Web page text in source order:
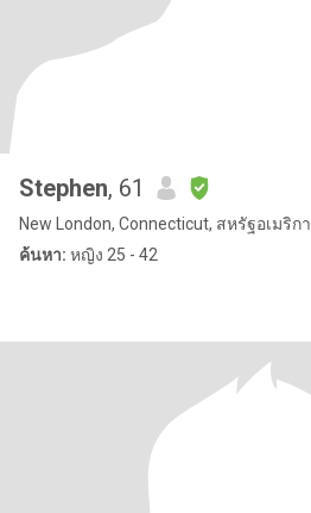
Stephen, 61
New London, Connecticut, สหรัฐอเมริกา
ค้นหา: หญิง 25 - 42